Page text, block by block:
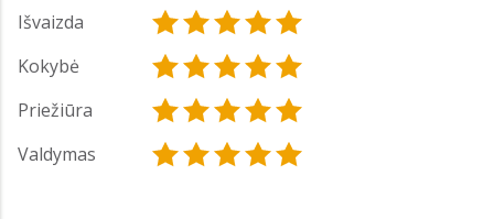
Išvaizda
Kokybė
Priežiūra
Valdymas